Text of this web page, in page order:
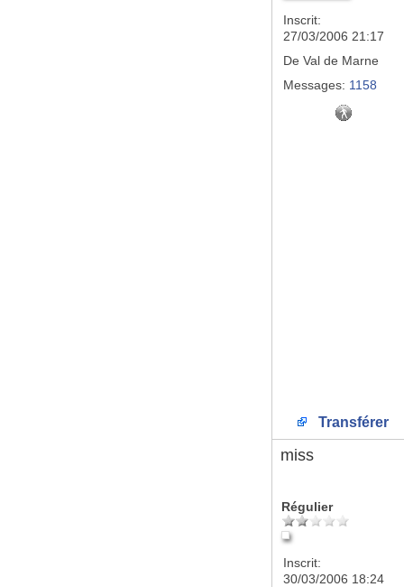
Inscrit:
27/03/2006 21:17
De Val de Marne
Messages: 1158
Transférer
miss
Régulier
Inscrit:
30/03/2006 18:24